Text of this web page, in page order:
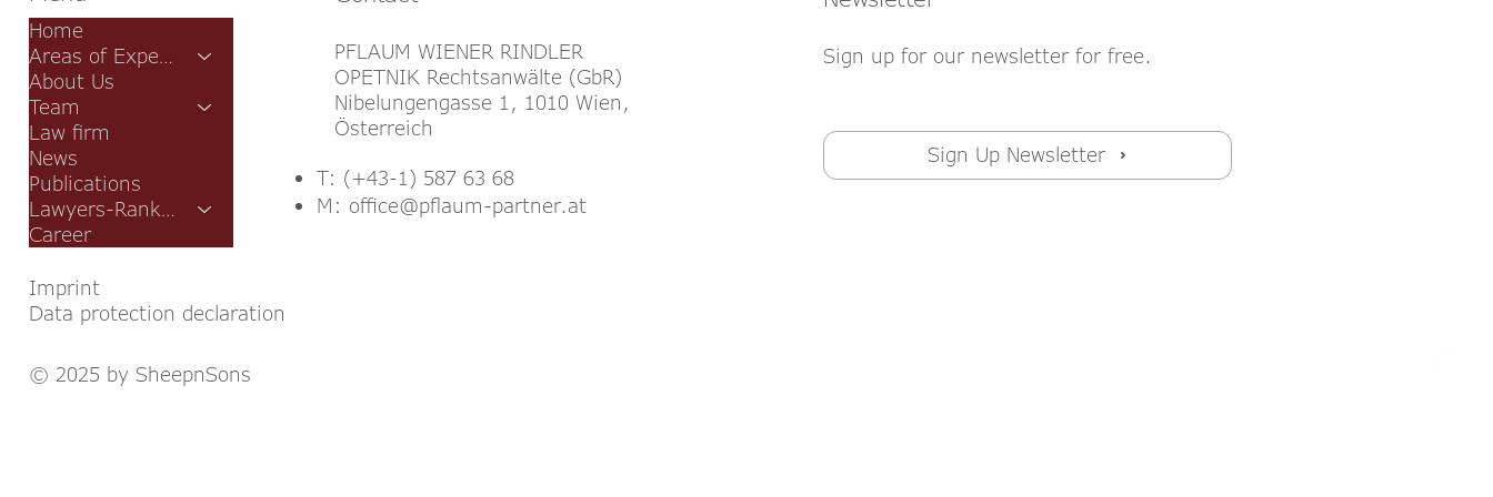
Home
Areas of Expertise
About Us
Team
Law firm
News
Publications
Lawyers-Rankings
Career
Imprint
Data protection declaration
PFLAUM WIENER RINDLER
OPETNIK Rechtsanwälte (GbR)
Nibelungengasse 1, 1010 Wien,
Österreich
T: (+43-1) 587 63 68
M: office@pflaum-partner.at
© 2025 by SheepnSons
Sign up for our newsletter for free.
Sign Up Newsletter